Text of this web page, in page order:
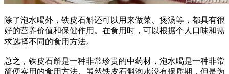
除了泡水喝外，铁皮石斛还可以用来做菜、煲汤等，都具有很
好的营养价值和保健作用。在食用时，可以根据个人口味和需
求选择不同的食用方法。
总之，铁皮石斛是一种非常珍贵的中药材，泡水喝是一种非常
简便实用的食用方法。虽然铁皮石斛泡水没有保质期，但是为